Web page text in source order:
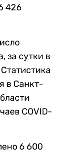
426
за сутки в
в Санкт-
COVID-
6 600